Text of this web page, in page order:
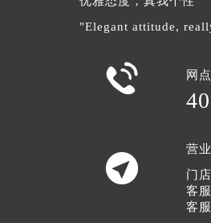
"Elegant attitude,
 网

营
门
客
客